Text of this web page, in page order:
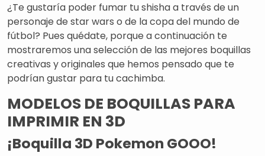
¿Te gustaría poder fumar tu shisha a través de un
personaje de star wars o de la copa del mundo de
fútbol? Pues quédate, porque a continuación te
mostraremos una selección de las mejores boquillas
creativas y originales que hemos pensado que te
podrían gustar para tu cachimba.
MODELOS DE BOQUILLAS PARA
IMPRIMIR EN 3D
¡Boquilla 3D Pokemon GOOO!